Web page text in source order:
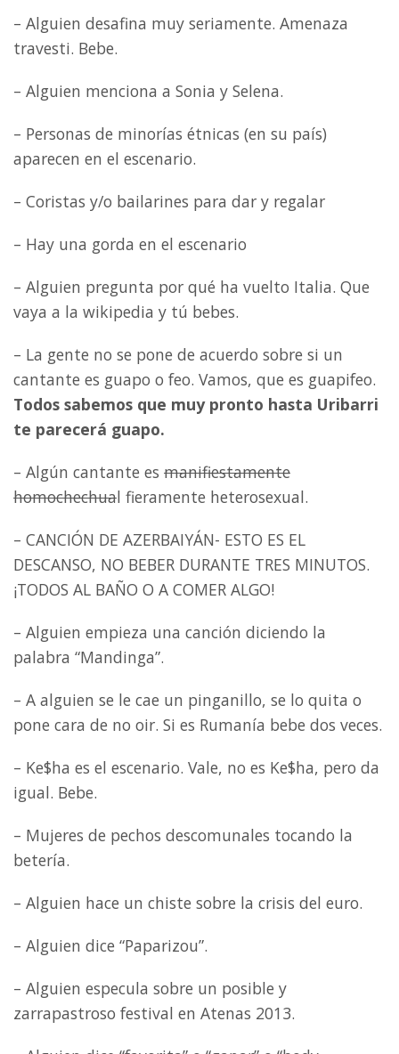
– Alguien desafina muy seriamente. Amenaza
travesti. Bebe.
– Alguien menciona a Sonia y Selena.
– Personas de minorías étnicas (en su país)
aparecen en el escenario.
– Coristas y/o bailarines para dar y regalar
– Hay una gorda en el escenario
– Alguien pregunta por qué ha vuelto Italia. Que
vaya a la wikipedia y tú bebes.
– La gente no se pone de acuerdo sobre si un
cantante es guapo o feo. Vamos, que es guapifeo.
Todos sabemos que muy pronto hasta Uribarri
te parecerá guapo.
– Algún cantante es manifiestamente
homochechual fieramente heterosexual.
– CANCIÓN DE AZERBAIYÁN- ESTO ES EL
DESCANSO, NO BEBER DURANTE TRES MINUTOS.
¡TODOS AL BAÑO O A COMER ALGO!
– Alguien empieza una canción diciendo la
palabra “Mandinga”.
– A alguien se le cae un pinganillo, se lo quita o
pone cara de no oir. Si es Rumanía bebe dos veces.
– Ke$ha es el escenario. Vale, no es Ke$ha, pero da
igual. Bebe.
– Mujeres de pechos descomunales tocando la
betería.
– Alguien hace un chiste sobre la crisis del euro.
– Alguien dice “Paparizou”.
– Alguien especula sobre un posible y
zarrapastroso festival en Atenas 2013.